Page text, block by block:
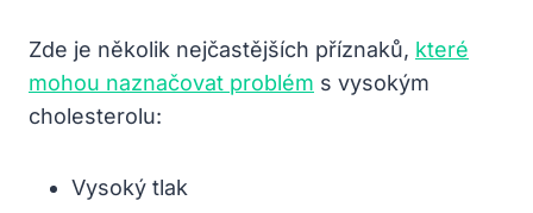
Zde je několik nejčastějších příznaků, které
mohou naznačovat problém s vysokým
cholesterolu:
Vysoký tlak